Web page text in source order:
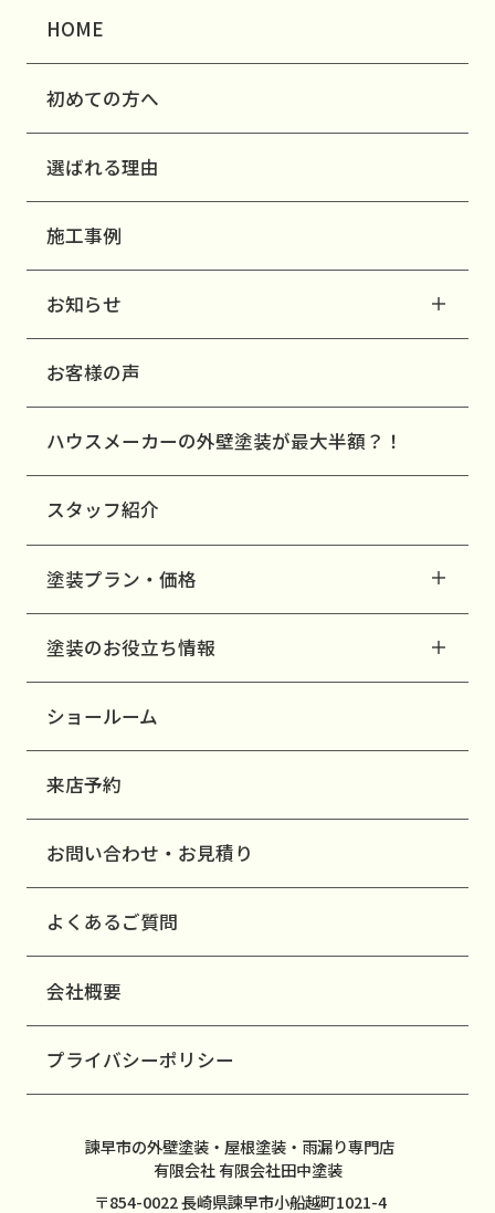
HOME
初めての方へ
選ばれる理由
施工事例
お知らせ
お客様の声
ハウスメーカーの外壁塗装が最大半額？！
スタッフ紹介
塗装プラン・価格
塗装のお役立ち情報
ショールーム
来店予約
お問い合わせ・お見積り
よくあるご質問
会社概要
プライバシーポリシー
諫早市の外壁塗装・屋根塗装・雨漏り専門店
有限会社 有限会社田中塗装
〒854-0022 長崎県諫早市小船越町1021-4